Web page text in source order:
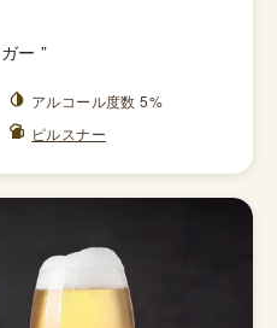
ー ”
アルコール度数 5%
ピルスナー